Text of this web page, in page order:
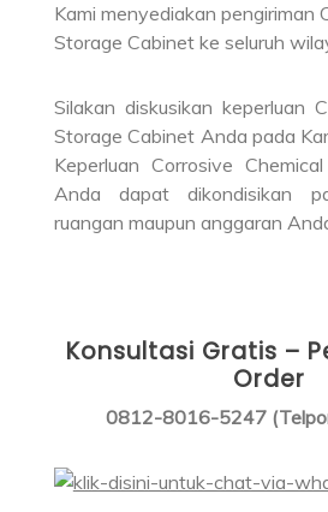
Kami menyediakan pengiriman
Storage Cabinet ke seluruh
Silakan diskusikan keperluan
Storage Cabinet Anda pada
Keperluan Corrosive
Anda dapat dikondisikan
ruangan maupun anggaran
Konsultasi Gratis –
Order
0812-8016-5247